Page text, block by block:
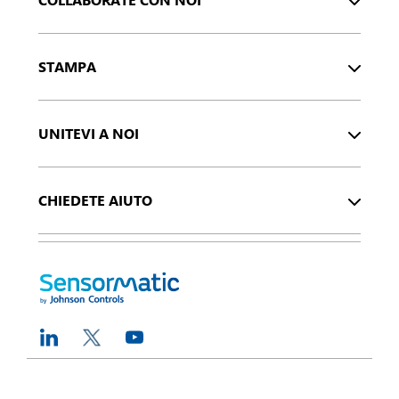
STAMPA
UNITEVI A NOI
CHIEDETE AIUTO